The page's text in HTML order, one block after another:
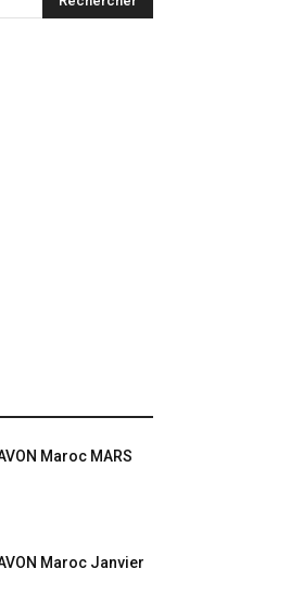
Maroc MARS
Maroc Janvier